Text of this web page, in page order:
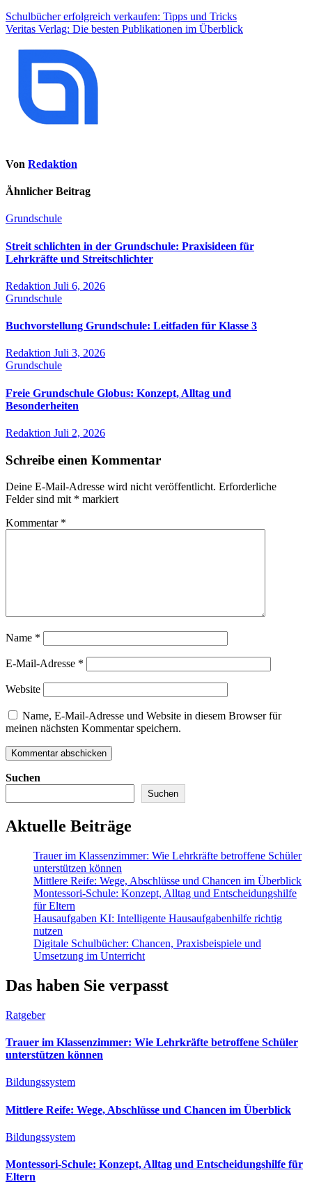
Beitragsnavigation
Schulbücher erfolgreich verkaufen: Tipps und Tricks
Veritas Verlag: Die besten Publikationen im Überblick
Von Redaktion
Ähnlicher Beitrag
Grundschule
Streit schlichten in der Grundschule: Praxisideen für
Lehrkräfte und Streitschlichter
Redaktion Juli 6, 2026
Grundschule
Buchvorstellung Grundschule: Leitfaden für Klasse 3
Redaktion Juli 3, 2026
Grundschule
Freie Grundschule Globus: Konzept, Alltag und
Besonderheiten
Redaktion Juli 2, 2026
Schreibe einen Kommentar
Deine E-Mail-Adresse wird nicht veröffentlicht. Erforderliche
Felder sind mit * markiert
Kommentar *
Name *
E-Mail-Adresse *
Website
Name, E-Mail-Adresse und Website in diesem Browser für
meinen nächsten Kommentar speichern.
Suchen
Suchen
Aktuelle Beiträge
Trauer im Klassenzimmer: Wie Lehrkräfte betroffene Schüler
unterstützen können
Mittlere Reife: Wege, Abschlüsse und Chancen im Überblick
Montessori-Schule: Konzept, Alltag und Entscheidungshilfe
für Eltern
Hausaufgaben KI: Intelligente Hausaufgabenhilfe richtig
nutzen
Digitale Schulbücher: Chancen, Praxisbeispiele und
Umsetzung im Unterricht
Das haben Sie verpasst
Ratgeber
Trauer im Klassenzimmer: Wie Lehrkräfte betroffene Schüler
unterstützen können
Bildungssystem
Mittlere Reife: Wege, Abschlüsse und Chancen im Überblick
Bildungssystem
Montessori-Schule: Konzept, Alltag und Entscheidungshilfe für
Eltern